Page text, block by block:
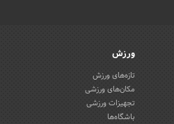
ورزش
تازه‌های ورزش
مکان‌های ورزشی
تجهیزات ورزشی
باشگاه‌ها